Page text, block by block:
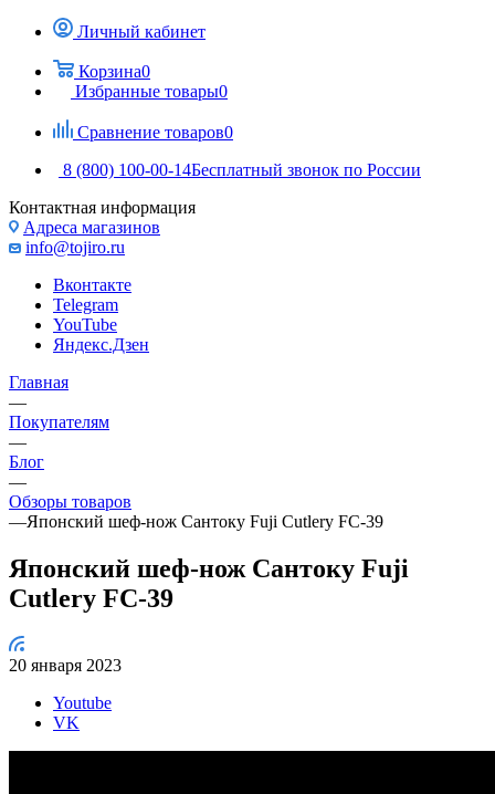
Личный кабинет
Корзина0
Избранные товары0
Сравнение товаров0
8 (800) 100-00-14Бесплатный звонок по России
Контактная информация
Адреса магазинов
info@tojiro.ru
Вконтакте
Telegram
YouTube
Яндекс.Дзен
Главная
—
Покупателям
—
Блог
—
Обзоры товаров
—Японский шеф-нож Сантоку Fuji Cutlery FC-39
Японский шеф-нож Сантоку Fuji
Cutlery FC-39
20 января 2023
Youtube
VK